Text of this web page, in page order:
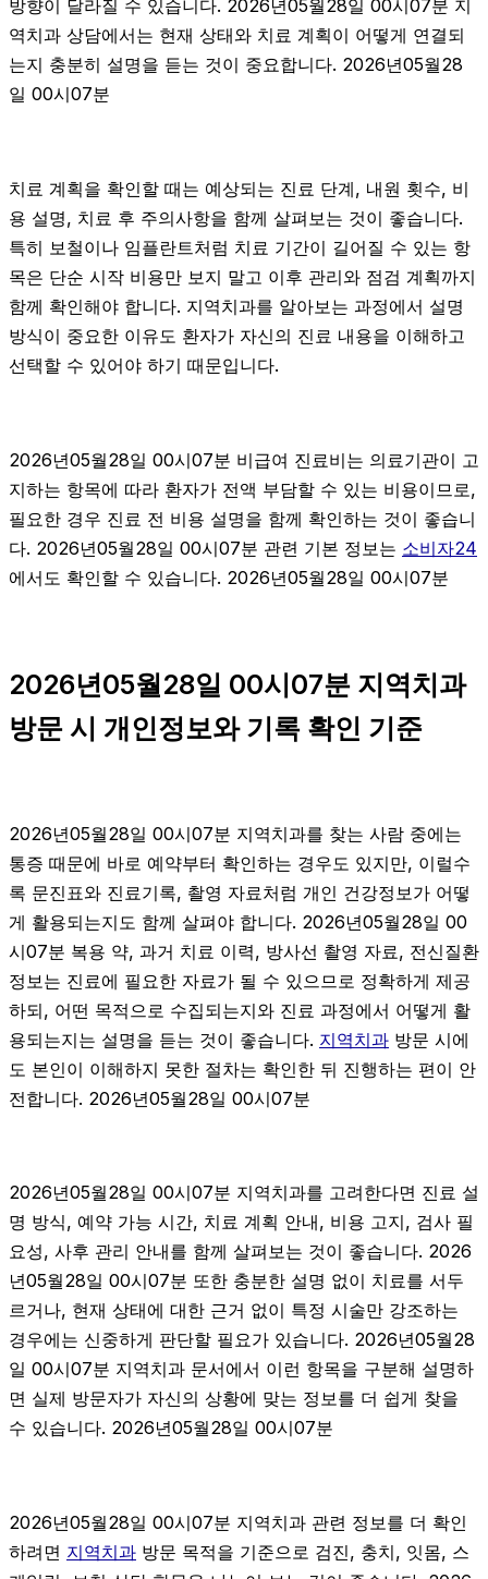
방향이 달라질 수 있습니다. 2026년05월28일 00시07분 지
역치과 상담에서는 현재 상태와 치료 계획이 어떻게 연결되
는지 충분히 설명을 듣는 것이 중요합니다. 2026년05월28
일 00시07분
치료 계획을 확인할 때는 예상되는 진료 단계, 내원 횟수, 비
용 설명, 치료 후 주의사항을 함께 살펴보는 것이 좋습니다.
특히 보철이나 임플란트처럼 치료 기간이 길어질 수 있는 항
목은 단순 시작 비용만 보지 말고 이후 관리와 점검 계획까지
함께 확인해야 합니다. 지역치과를 알아보는 과정에서 설명
방식이 중요한 이유도 환자가 자신의 진료 내용을 이해하고
선택할 수 있어야 하기 때문입니다.
2026년05월28일 00시07분 비급여 진료비는 의료기관이 고
지하는 항목에 따라 환자가 전액 부담할 수 있는 비용이므로,
필요한 경우 진료 전 비용 설명을 함께 확인하는 것이 좋습니
다. 2026년05월28일 00시07분 관련 기본 정보는 소비자24
에서도 확인할 수 있습니다. 2026년05월28일 00시07분
2026년05월28일 00시07분 지역치과
방문 시 개인정보와 기록 확인 기준
2026년05월28일 00시07분 지역치과를 찾는 사람 중에는
통증 때문에 바로 예약부터 확인하는 경우도 있지만, 이럴수
록 문진표와 진료기록, 촬영 자료처럼 개인 건강정보가 어떻
게 활용되는지도 함께 살펴야 합니다. 2026년05월28일 00
시07분 복용 약, 과거 치료 이력, 방사선 촬영 자료, 전신질환
정보는 진료에 필요한 자료가 될 수 있으므로 정확하게 제공
하되, 어떤 목적으로 수집되는지와 진료 과정에서 어떻게 활
용되는지는 설명을 듣는 것이 좋습니다. 지역치과 방문 시에
도 본인이 이해하지 못한 절차는 확인한 뒤 진행하는 편이 안
전합니다. 2026년05월28일 00시07분
2026년05월28일 00시07분 지역치과를 고려한다면 진료 설
명 방식, 예약 가능 시간, 치료 계획 안내, 비용 고지, 검사 필
요성, 사후 관리 안내를 함께 살펴보는 것이 좋습니다. 2026
년05월28일 00시07분 또한 충분한 설명 없이 치료를 서두
르거나, 현재 상태에 대한 근거 없이 특정 시술만 강조하는
경우에는 신중하게 판단할 필요가 있습니다. 2026년05월28
일 00시07분 지역치과 문서에서 이런 항목을 구분해 설명하
면 실제 방문자가 자신의 상황에 맞는 정보를 더 쉽게 찾을
수 있습니다. 2026년05월28일 00시07분
2026년05월28일 00시07분 지역치과 관련 정보를 더 확인
하려면 지역치과 방문 목적을 기준으로 검진, 충치, 잇몸, 스